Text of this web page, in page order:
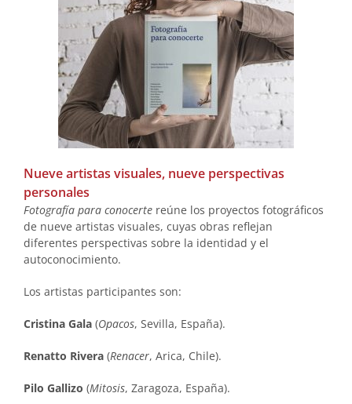
Nueve artistas visuales, nueve perspectivas
personales
Fotografía para conocerte reúne los proyectos fotográficos
de nueve artistas visuales, cuyas obras reflejan
diferentes perspectivas sobre la identidad y el
autoconocimiento.
Los artistas participantes son:
Cristina Gala (Opacos, Sevilla, España).
Renatto Rivera (Renacer, Arica, Chile).
Pilo Gallizo (Mitosis, Zaragoza, España).